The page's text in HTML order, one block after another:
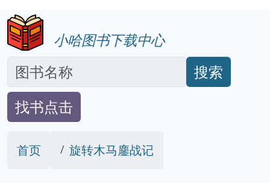
小哈图书下载中心
搜索
找书点击
首页 旋转木马鏖战记